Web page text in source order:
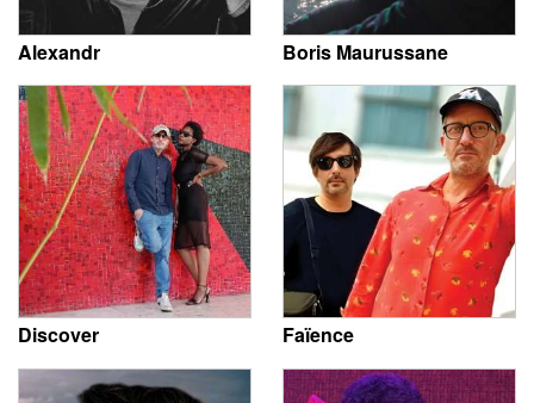
Alexandr Boris Maurussane
Discover Faïence